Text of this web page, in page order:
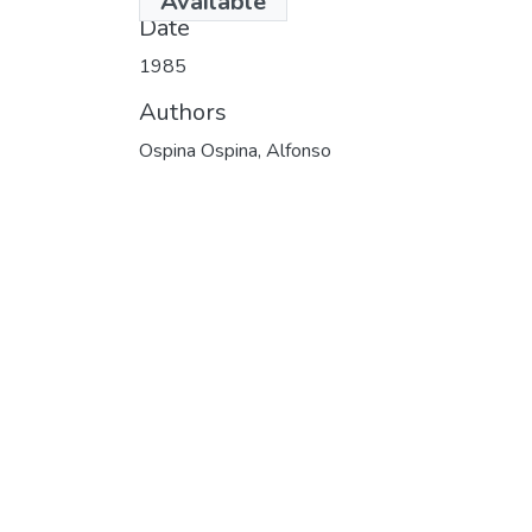
Date
1985
Authors
Ospina Ospina, Alfonso